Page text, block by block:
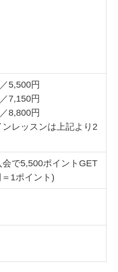
5,500円
7,150円
8,800円
レッスンは上記より2
で5,500ポイントGET
1ポイント)